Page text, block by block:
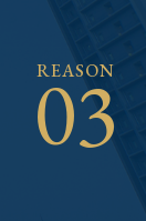
REASON
03